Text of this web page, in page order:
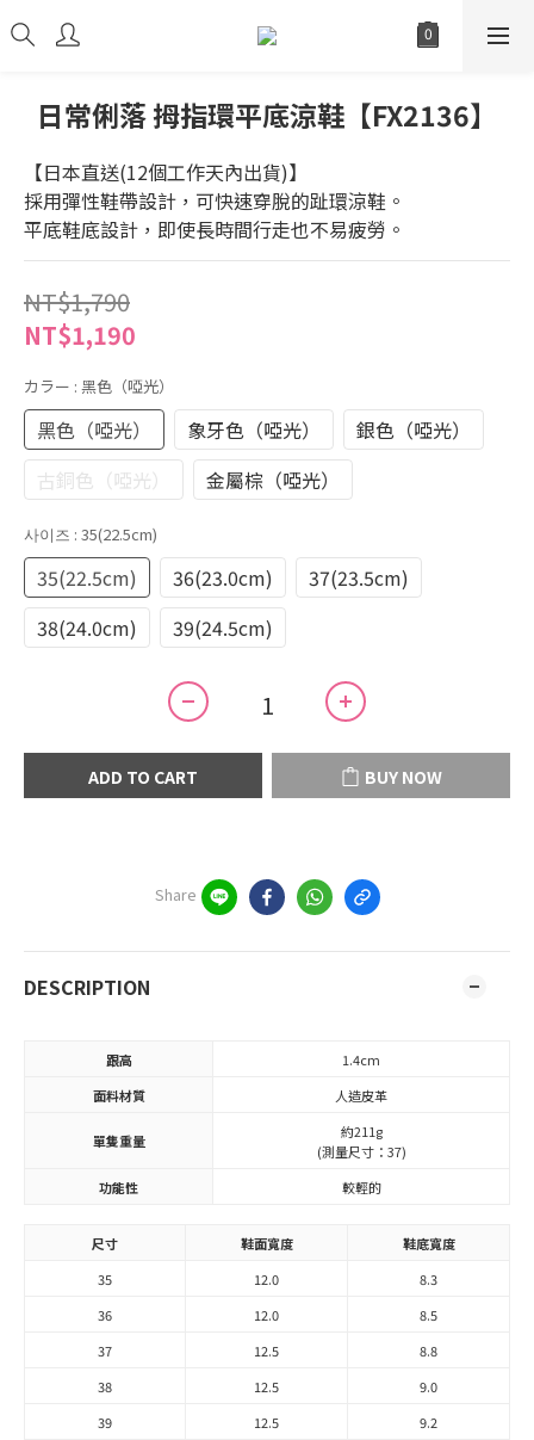
日常俐落 拇指環平底涼鞋【FX2136】
【日本直送(12個工作天內出貨)】
採用彈性鞋帶設計，可快速穿脫的趾環涼鞋。
平底鞋底設計，即使長時間行走也不易疲勞。
NT$1,790
NT$1,190
カラー : 黑色（啞光）
黑色（啞光） 象牙色（啞光）
銀色（啞光）
古銅色（啞光）
金屬棕（啞光）
사이즈 : 35(22.5cm)
35(22.5cm) 36(23.0cm)
37(23.5cm)
38(24.0cm)
39(24.5cm)
ADD TO CART BUY NOW
Share
DESCRIPTION
跟高
1.4cm
面料材質
人造皮革
單隻重量
約211g
(測量尺寸：37)
功能性
較輕的
尺寸 鞋面寬度
鞋底寬度
35
12.0
8.3
36
12.0
8.5
37
12.5
8.8
38
12.5
9.0
39
12.5 9.2